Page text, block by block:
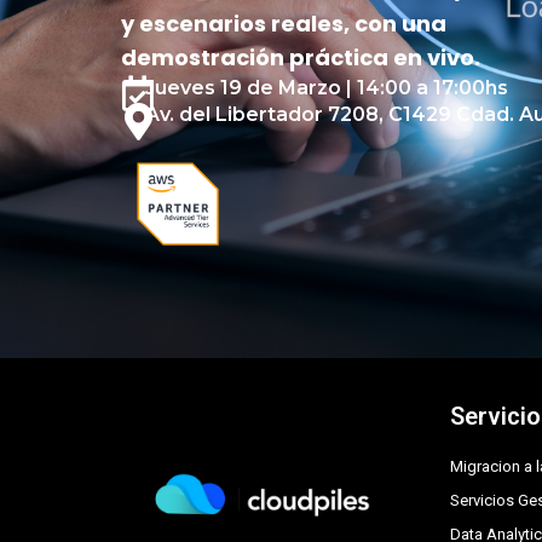
y escenarios reales, con una
demostración práctica en vivo.
Jueves 19 de Marzo | 14:00 a 17:00hs
Av. del Libertador 7208, C1429 Cdad.
Migracion a
Servicios
Data